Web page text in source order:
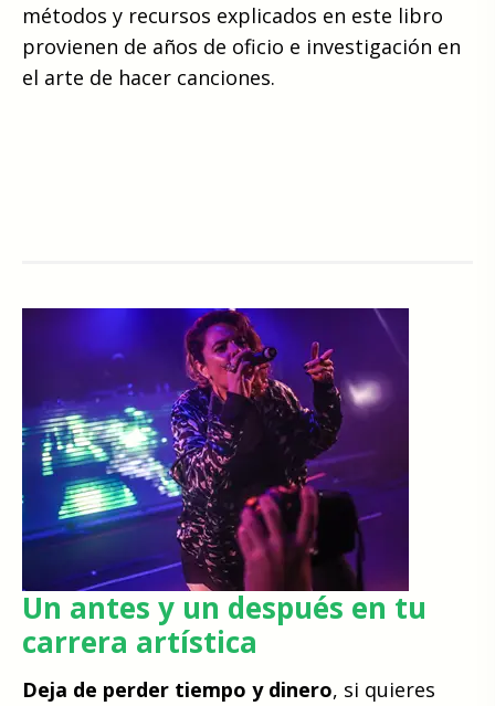
métodos y recursos explicados en este libro
provienen de años de oficio e investigación en
el arte de hacer canciones.
Un antes y un después en tu
carrera artística
Deja de perder tiempo y dinero, si quieres